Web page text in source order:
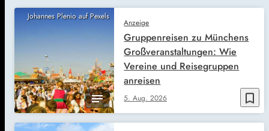
Johannes Plenio auf Pexels
bookmark_border
Anzeige
5. Aug. 2026
Gruppenreisen zu Münchens
Großveranstaltungen: Wie
Vereine und Reisegruppen
anreisen